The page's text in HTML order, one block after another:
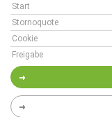
Start
Stornoquote
Cookie
Freigabe